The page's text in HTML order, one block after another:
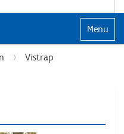
Klap
Vistrap